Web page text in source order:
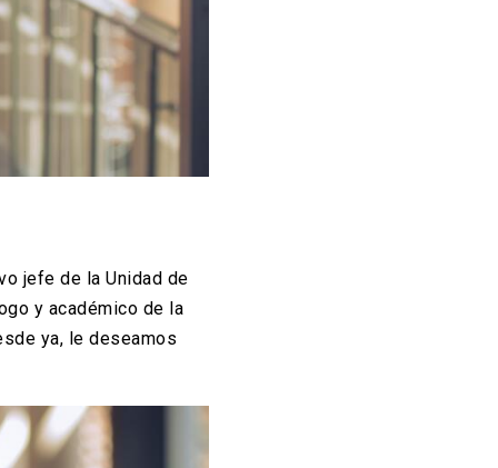
jefe de la Unidad de
y académico de la
ya, le deseamos